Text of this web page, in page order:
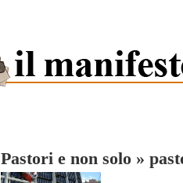
Pastori e non solo »